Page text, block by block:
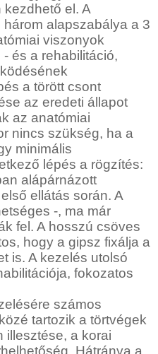
el. A
alapszabálya a 3
viszonyok
és a rehabilitáció,
a törött csont
az eredeti állapot
az anatómiai
nincs szükség, ha a
minimális
lépés a rögzítés:
alápárnázott
ellátás során. A
-, ma már
fel. A hosszú csöves
hogy a gipsz fixálja a
is. A kezelés utolsó
fokozatos
számos
tartozik a törtvégek
illesztése, a korai
Hátránya a